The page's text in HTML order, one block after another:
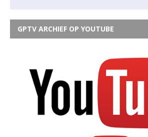
GPTV ARCHIEF OP YOUTUBE